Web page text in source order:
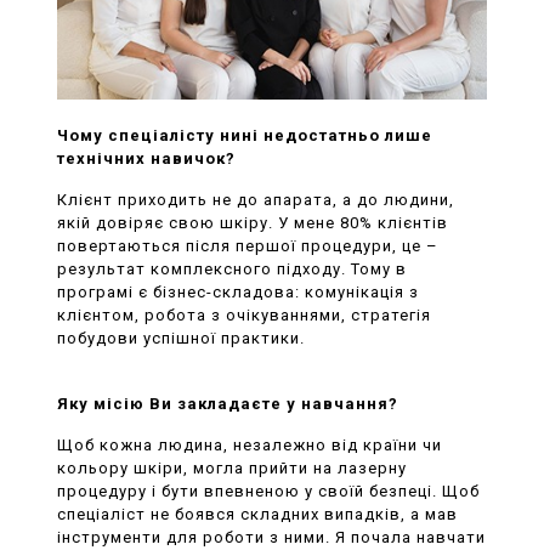
Чому спеціалісту нині недостатньо лише
технічних навичок?
Клієнт приходить не до апарата, а до людини,
якій довіряє свою шкіру. У мене 80% клієнтів
повертаються після першої процедури, це –
результат комплексного підходу. Тому в
програмі є бізнес-складова: комунікація з
клієнтом, робота з очікуваннями, стратегія
побудови успішної практики.
Яку місію Ви закладаєте у навчання?
Щоб кожна людина, незалежно від країни чи
кольору шкіри, могла прийти на лазерну
процедуру і бути впевненою у своїй безпеці. Щоб
спеціаліст не боявся складних випадків, а мав
інструменти для роботи з ними. Я почала навчати